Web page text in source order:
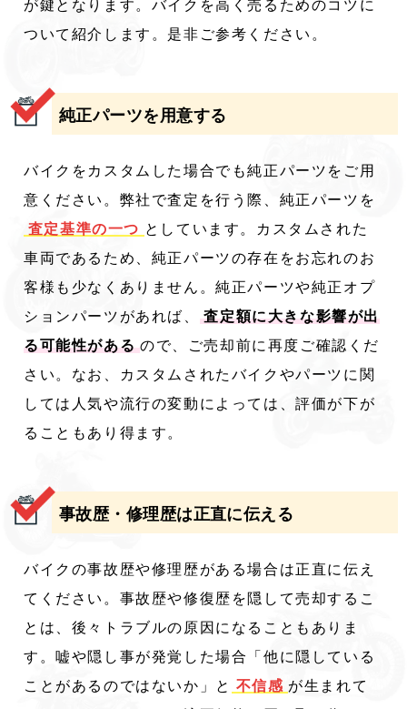
が鍵となります。バイクを高く売るためのコツに
ついて紹介します。是非ご参考ください。
純正パーツを用意する
バイクをカスタムした場合でも純正パーツをご用
意ください。弊社で査定を行う際、純正パーツを
査定基準の一つ としています。カスタムされた
車両であるため、純正パーツの存在をお忘れのお
客様も少なくありません。純正パーツや純正オプ
ションパーツがあれば、
査定額に大きな影響が出
る可能性がある ので、ご売却前に再度ご確認くだ
さい。なお、カスタムされたバイクやパーツに関
しては人気や流行の変動によっては、評価が下が
ることもあり得ます。
事故歴・修理歴は正直に伝える
バイクの事故歴や修理歴がある場合は正直に伝え
てください。事故歴や修復歴を隠して売却するこ
とは、後々トラブルの原因になることもありま
す。嘘や隠し事が発覚した場合「他に隠している
ことがあるのではないか」と
不信感 が生まれて